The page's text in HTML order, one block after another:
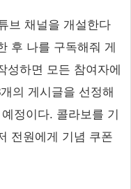
브 채널을 개설한다
후 나를 구독해줘 게
성하면 모든 참여자에
의 게시글을 선정해
정이다. 콜라보를 기
전원에게 기념 쿠폰